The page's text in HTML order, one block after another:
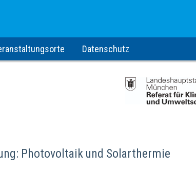
Datenschutz
Photovoltaik und Solarthermie